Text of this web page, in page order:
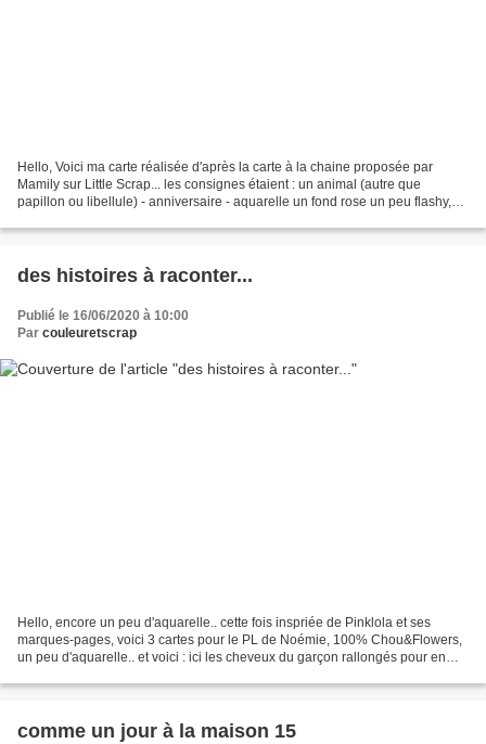
Hello, Voici ma carte réalisée d'après la carte à la chaine proposée par
Mamily sur Little Scrap... les consignes étaient : un animal (autre que
papillon ou libellule) - anniversaire - aquarelle un fond rose un peu flashy,
des histoires à raconter...
Publié le 16/06/2020 à 10:00
Par couleuretscrap
Hello, encore un peu d'aquarelle.. cette fois inspriée de Pinklola et ses
marques-pages, voici 3 cartes pour le PL de Noémie, 100% Chou&Flowers,
un peu d'aquarelle.. et voici : ici les cheveux du garçon rallongés pour en
comme un jour à la maison 15